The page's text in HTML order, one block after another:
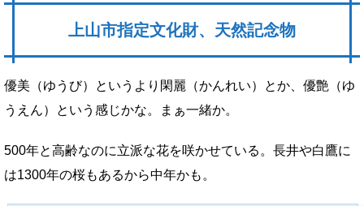
上山市指定文化財、天然記念物
優美（ゆうび）というより閑麗（かんれい）とか、優艶（ゆ
うえん）という感じかな。まぁ一緒か。
500年と高齢なのに立派な花を咲かせている。長井や白鷹に
は1300年の桜もあるから中年かも。